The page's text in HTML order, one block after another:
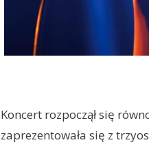
Koncert rozpoczął się
zaprezentowała się z